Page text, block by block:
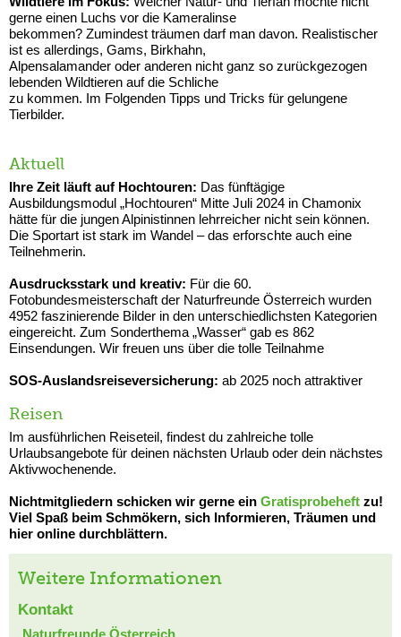
gerne einen Luchs vor die Kameralinse
bekommen? Zumindest träumen darf man davon. Realistischer
ist es allerdings, Gams, Birkhahn,
Alpensalamander oder anderen nicht ganz so zurückgezogen
lebenden Wildtieren auf die Schliche
zu kommen. Im Folgenden Tipps und Tricks für gelungene
Tierbilder.
Aktuell
Ihre Zeit läuft auf Hochtouren: Das fünftägige
Ausbildungsmodul „Hochtouren“ Mitte Juli 2024 in Chamonix
hätte für die jungen Alpinistinnen lehrreicher nicht sein können.
Die Sportart ist stark im Wandel – das erforschte auch eine
Teilnehmerin.
Ausdrucksstark und kreativ: Für die 60.
Fotobundesmeisterschaft der Naturfreunde Österreich wurden
4952 faszinierende Bilder in den unterschiedlichsten Kategorien
eingereicht. Zum Sonderthema „Wasser“ gab es 862
Einsendungen. Wir freuen uns über die tolle Teilnahme
SOS-Auslandsreiseversicherung: ab 2025 noch attraktiver
Reisen
Im ausführlichen Reiseteil, findest du zahlreiche tolle
Urlaubsangebote für deinen nächsten Urlaub oder dein nächstes
Aktivwochenende.
Nichtmitgliedern schicken wir gerne ein Gratisprobeheft zu!
Viel Spaß beim Schmökern, sich Informieren, Träumen und
hier online durchblättern.
Weitere Informationen
Kontakt